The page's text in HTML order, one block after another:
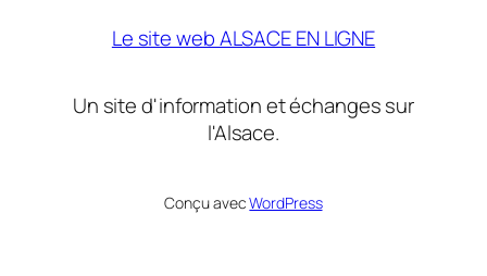
Le site web ALSACE EN LIGNE
Un site d'information et échanges sur
l'Alsace.
Conçu avecWordPress